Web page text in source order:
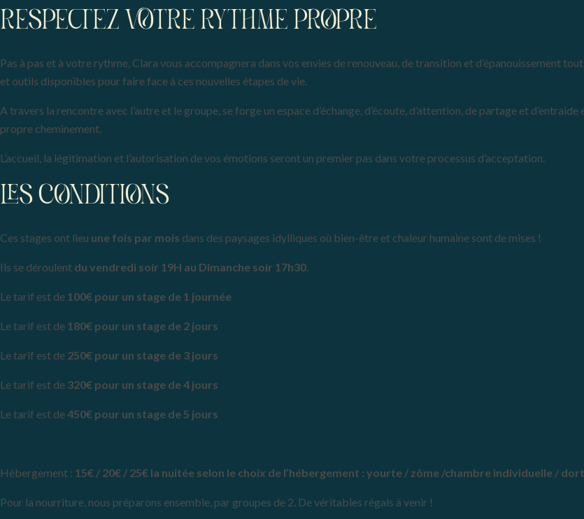
RESPECTEZ VOTRE RYTHME PROPRE
Pas à pas et à votre rythme, Clara vous accompagnera dans vos envies de renouveau, de transition et d’épanouissement
et outils disponibles pour faire face à ces nouvelles étapes de vie.
A travers la rencontre avec l’autre et le groupe, se forge un espace d’échange, d’écoute, d’attention, de partage et
propre cheminement.
L’accueil, la légitimation et l’autorisation de vos émotions seront un premier pas dans votre processus d’acceptation.
LES CONDITIONS
Ces stages ont lieu une fois par mois dans des paysages idylliques où bien-être et chaleur humaine sont de mises !
Ils se déroulent du vendredi soir 19H au Dimanche soir 17h30.
Le tarif est de 100€ pour un stage de 1 journée
Le tarif est de 180€ pour un stage de 2 jours
Le tarif est de 250€ pour un stage de 3 jours
Le tarif est de 320€ pour un stage de 4 jours
Le tarif est de450€ pour un stage de 5 jours
Hébergement : 15€ / 20€ / 25€ la nuitée selon le choix de l’hébergement : yourte / zôme /chambre individuelle /
Pour la nourriture, nous préparons ensemble, par groupes de 2. De véritables régals à venir !